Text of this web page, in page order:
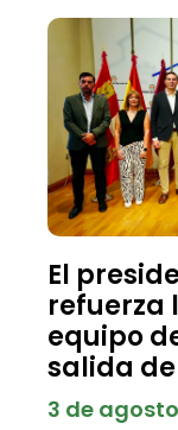
El
refuerza
equipo
salida
3 de